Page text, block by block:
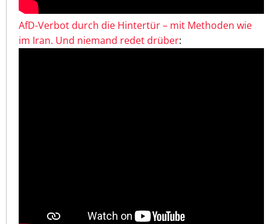
AfD-Verbot durch die Hintertür – mit Methoden wie
im Iran. Und niemand redet drüber: